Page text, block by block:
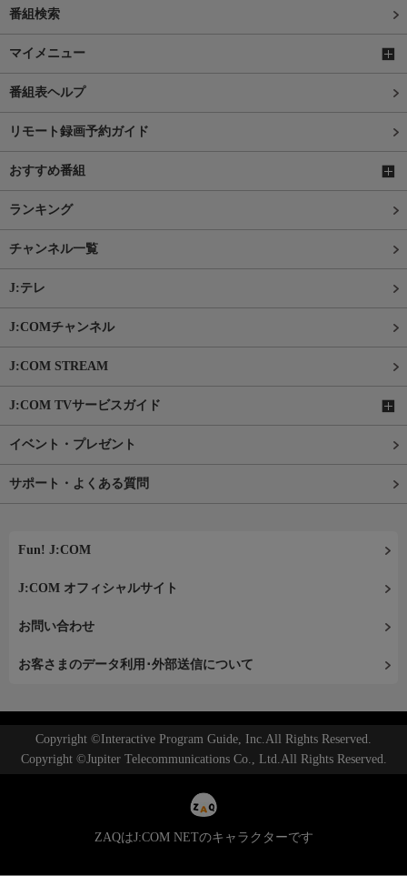
番組検索
マイメニュー
番組表ヘルプ
リモート録画予約ガイド
おすすめ番組
ランキング
チャンネル一覧
J:テレ
J:COMチャンネル
J:COM STREAM
J:COM TVサービスガイド
イベント・プレゼント
サポート・よくある質問
Fun! J:COM
J:COM オフィシャルサイト
お問い合わせ
お客さまのデータ利用･外部送信について
Copyright ©Interactive Program Guide, Inc.All Rights Reserved.
Copyright ©Jupiter Telecommunications Co., Ltd.All Rights Reserved.
ZAQはJ:COM NETのキャラクターです